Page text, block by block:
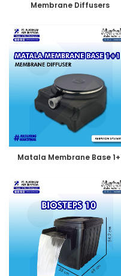
Membrane Diffusers
Matala Membrane Base